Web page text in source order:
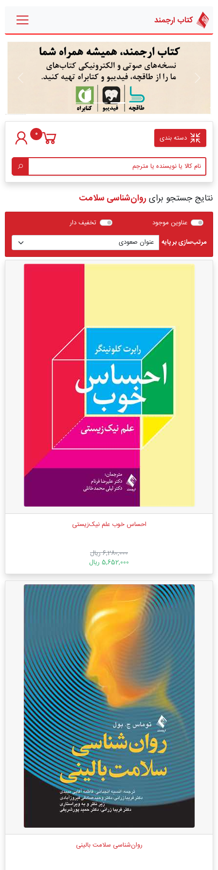
کتاب ارجمند
بعدی
دسته بندی 0
نتایج جستجو برای روان‏‌شناسی سلامت
عناوین موجود
تخفیف دار
مرتب‌سازی بر پایه
احساس خوب علم نیک‌زیستی
6,280,000 ریال
5,652,000 ریال
روان‌شناسی سلامت بالینی